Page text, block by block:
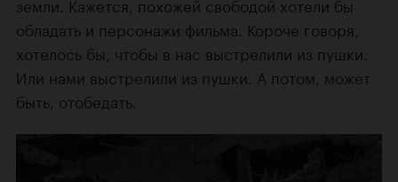
обладать и персонажи фильма. Короче говоря,
хотелось бы, чтобы в нас выстрелили из пушки.
Или нами выстрелили из пушки. А потом, может
быть, отобедать.